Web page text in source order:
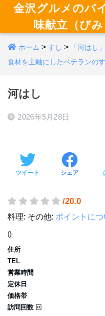
金沢グルメのバ
味献立（び
ホーム > すし >
「河はし
食材を主軸にしたベテランの
河はし
2026年5月28日
ツイート シェア
/20.0
料理: その他: ポイントにつ
()
住所
TEL
営業時間
定休日
価格帯
訪問回数 回